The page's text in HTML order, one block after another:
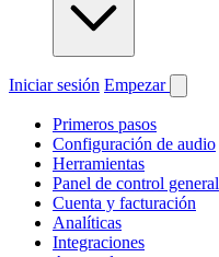
Iniciar sesión Empezar
Primeros pasos
Configuración de audio
Herramientas
Panel de control general
Cuenta y facturación
Analíticas
Integraciones